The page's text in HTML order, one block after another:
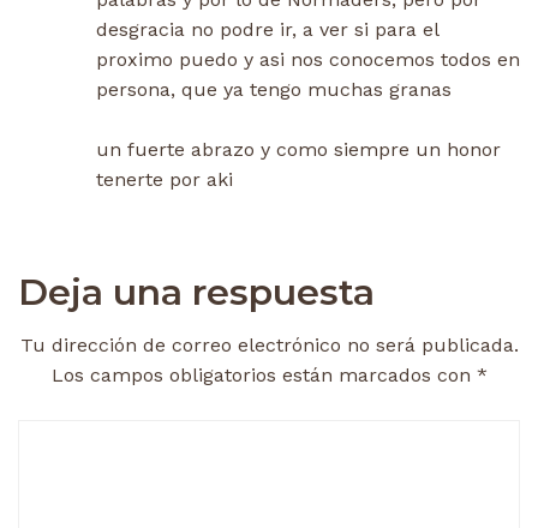
desgracia no podre ir, a ver si para el
proximo puedo y asi nos conocemos todos en
persona, que ya tengo muchas granas
un fuerte abrazo y como siempre un honor
tenerte por aki
Deja una respuesta
Tu dirección de correo electrónico no será publicada.
Los campos obligatorios están marcados con *